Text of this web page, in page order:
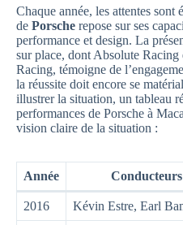
Chaque année, les attentes sont
de Porsche repose sur ses
performance et design. La
sur place, dont Absolute Racing
Racing, témoigne de
la réussite doit encore se
illustrer la situation, un tableau
performances de Porsche à
vision claire de la situation :
Année Conducteurs
2016 Kévin Estre, Earl